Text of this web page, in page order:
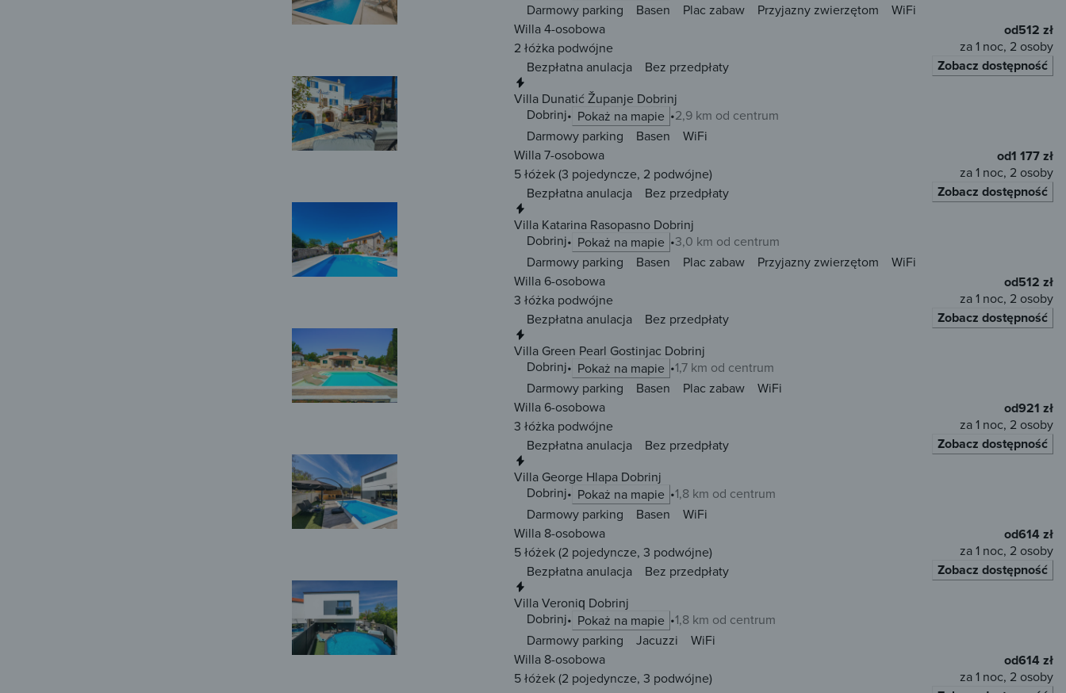
Darmowy parking
Basen Plac zabaw Przyjazny zwierzętom
WiFi
Willa 4-osobowa
2 łóżka podwójne
Bezpłatna anulacja
Bez przedpłaty
od512 zł
za 1 noc, 2 osoby
Zobacz dostępność
Villa Dunatić Županje Dobrinj
Dobrinj
Pokaż na mapie
2,9 km od centrum
Darmowy parking
Basen
WiFi
Willa 7-osobowa
5 łóżek(3 pojedyncze, 2 podwójne)
Bezpłatna anulacja
Bez przedpłaty
od1 177 zł
za 1 noc, 2 osoby
Zobacz dostępność
Villa Katarina Rasopasno Dobrinj
Dobrinj
Pokaż na mapie
3,0 km od centrum
Darmowy parking
Basen Plac zabaw Przyjazny zwierzętom
WiFi
Willa 6-osobowa
3 łóżka podwójne
Bezpłatna anulacja
Bez przedpłaty
od512 zł
za 1 noc, 2 osoby
Zobacz dostępność
Villa Green Pearl Gostinjac Dobrinj
Dobrinj
Pokaż na mapie
1,7 km od centrum
Darmowy parking
Basen Plac zabaw
WiFi
Willa 6-osobowa
3 łóżka podwójne
Bezpłatna anulacja
Bez przedpłaty
od921 zł
za 1 noc, 2 osoby
Zobacz dostępność
Villa George Hlapa Dobrinj
Dobrinj
Pokaż na mapie
1,8 km od centrum
Darmowy parking
Basen
WiFi
Willa 8-osobowa
5 łóżek(2 pojedyncze, 3 podwójne)
Bezpłatna anulacja
Bez przedpłaty
od614 zł
za 1 noc, 2 osoby
Zobacz dostępność
Villa Veroniq Dobrinj
Dobrinj
Pokaż na mapie
1,8 km od centrum
Darmowy parking
Jacuzzi
WiFi
Willa 8-osobowa
5 łóżek(2 pojedyncze, 3 podwójne)
od614 zł
za 1 noc, 2 osoby